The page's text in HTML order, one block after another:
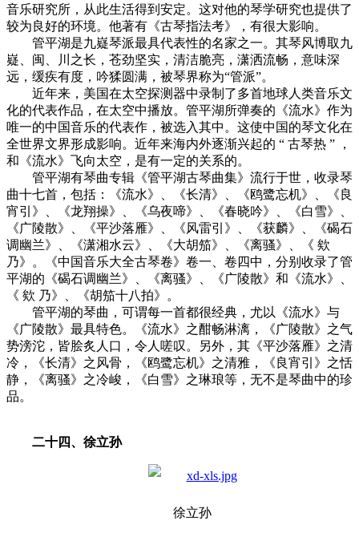
音乐研究所，从此生活得到安定。这对他的琴学研究也提供了
较为良好的环境。他著有《古琴指法考》，有很大影响。
管平湖是九嶷琴派最具代表性的名家之一。其琴风博取九
嶷、闽、川之长，苍劲坚实，清洁脆亮，潇洒流畅，意味深
远，缓疾有度，吟猱圆满，被琴界称为“管派”。
近年来，美国在太空探测器中录制了多首地球人类音乐文
化的代表作品，在太空中播放。管平湖所弹奏的《流水》作为
唯一的中国音乐的代表作，被选入其中。这使中国的琴文化在
全世界文界形成影响。近年来海内外逐渐兴起的 “ 古琴热 ” ，
和《流水》飞向太空，是有一定的关系的。
管平湖有琴曲专辑《管平湖古琴曲集》流行于世，收录琴
曲十七首，包括：《流水》、《长清》、《鸥鹭忘机》、《良
宵引》、《龙翔操》、《乌夜啼》、《春晓吟》、《白雪》、
《广陵散》、《平沙落雁》、《风雷引》、《获麟》、《碣石
调幽兰》、《潇湘水云》、《大胡笳》、《离骚》、《 欸
乃》。《中国音乐大全古琴卷》卷一、卷四中，分别收录了管
平湖的《碣石调幽兰》、《离骚》、《广陵散》和《流水》、
《 欸 乃》、《胡笳十八拍》。
管平湖的琴曲，可谓每一首都很经典，尤以《流水》与
《广陵散》最具特色。《流水》之酣畅淋漓，《广陵散》之气
势滂沱，皆脍炙人口，令人嗟叹。另外，其《平沙落雁》之清
冷，《长清》之风骨，《鸥鹭忘机》之清雅，《良宵引》之恬
静，《离骚》之冷峻，《白雪》之琳琅等，无不是琴曲中的珍
品。
二十四、徐立孙
徐立孙